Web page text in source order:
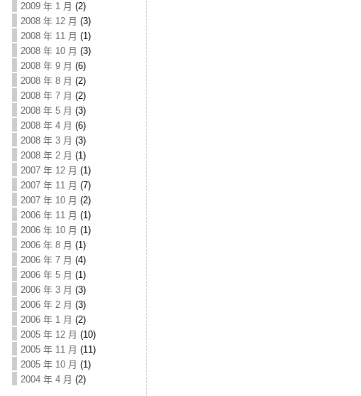
2009 年 1 月 (2)
2008 年 12 月 (3)
2008 年 11 月 (1)
2008 年 10 月 (3)
2008 年 9 月 (6)
2008 年 8 月 (2)
2008 年 7 月 (2)
2008 年 5 月 (3)
2008 年 4 月 (6)
2008 年 3 月 (3)
2008 年 2 月 (1)
2007 年 12 月 (1)
2007 年 11 月 (7)
2007 年 10 月 (2)
2006 年 11 月 (1)
2006 年 10 月 (1)
2006 年 8 月 (1)
2006 年 7 月 (4)
2006 年 5 月 (1)
2006 年 3 月 (3)
2006 年 2 月 (3)
2006 年 1 月 (2)
2005 年 12 月 (10)
2005 年 11 月 (11)
2005 年 10 月 (1)
2004 年 4 月 (2)